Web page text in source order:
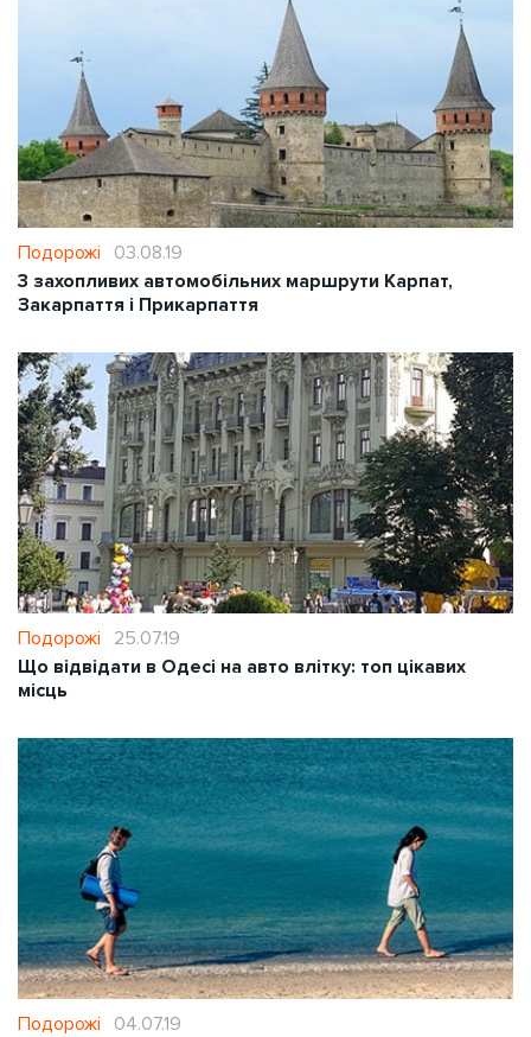
Подорожі
03.08.19
3 захопливих автомобільних маршрути Карпат,
Закарпаття і Прикарпаття
Подорожі
25.07.19
Що відвідати в Одесі на авто влітку: топ цікавих
місць
Подорожі
04.07.19